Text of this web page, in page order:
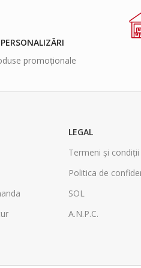
PERSONALIZĂRI
promoționale
LEGAL
Termeni și condiții
Politica de
SOL
A.N.P.C.